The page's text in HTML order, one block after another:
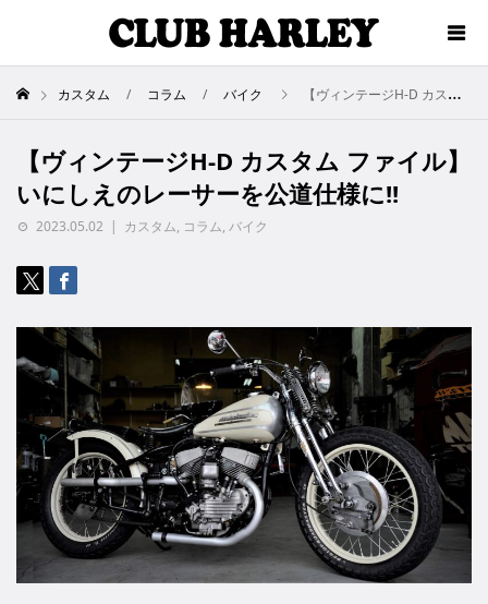
カスタム コラム バイク 【ヴィンテージH-D カスタム ファイル】いにしえのレーサーを公道仕様に!!
【ヴィンテージH-D カスタム ファイル】
いにしえのレーサーを公道仕様に!!
2023.05.02 カスタム, コラム, バイク